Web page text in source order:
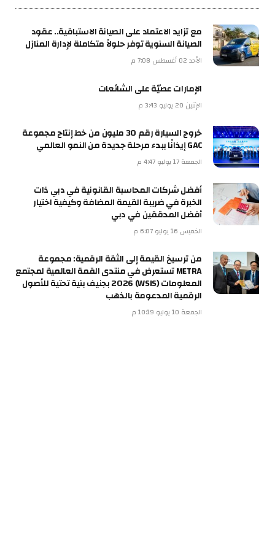
مع تزايد الاعتماد على الصيانة الاستباقية.. عقود
الصيانة السنوية توفر حلولاً متكاملة لإدارة المنازل
الأحد 02 أغسطس 7:08 م
الإمارات عصيّة على الشائعات
الإثنين 20 يوليو 3:43 م
خروج السيارة رقم 30 مليون من خط إنتاج مجموعة
GAC إيذانًا ببدء مرحلة جديدة من النمو العالمي
الجمعة 17 يوليو 4:47 م
أفضل شركات المحاسبة القانونية في دبي ذات
الخبرة في ضريبة القيمة المضافة وكيفية اختيار
أفضل المدققين في دبي
الخميس 16 يوليو 6:07 م
من ترسيخ القيمة إلى الثقة الرقمية: مجموعة
METRA تستعرض في منتدى القمة العالمية لمجتمع
المعلومات (WSIS) 2026 بجنيف بنية تحتية للأصول
الرقمية المدعومة بالذهب
الجمعة 10 يوليو 10:19 م